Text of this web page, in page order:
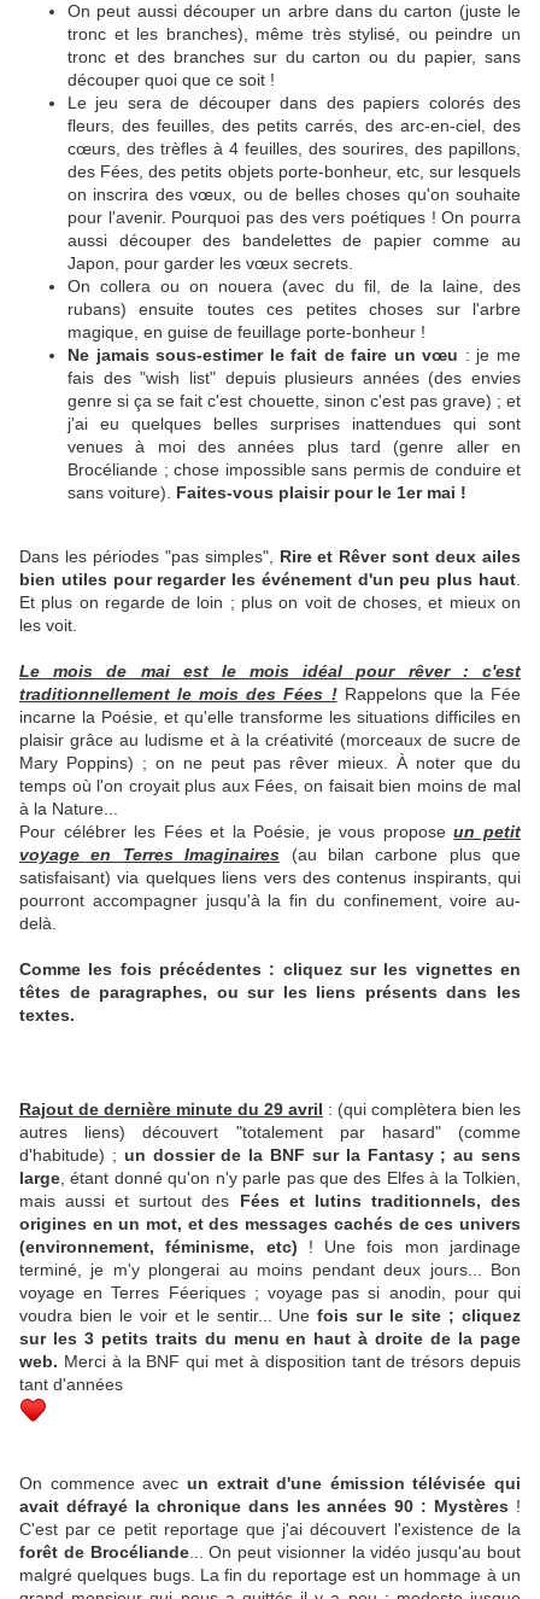
On peut aussi découper un arbre dans du carton (juste le
tronc et les branches), même très stylisé, ou peindre un
tronc et des branches sur du carton ou du papier, sans
découper quoi que ce soit !
Le jeu sera de découper dans des papiers colorés des
fleurs, des feuilles, des petits carrés, des arc-en-ciel, des
cœurs, des trèfles à 4 feuilles, des sourires, des papillons,
des Fées, des petits objets porte-bonheur, etc, sur lesquels
on inscrira des vœux, ou de belles choses qu'on souhaite
pour l'avenir. Pourquoi pas des vers poétiques ! On pourra
aussi découper des bandelettes de papier comme au
Japon, pour garder les vœux secrets.
On collera ou on nouera (avec du fil, de la laine, des
rubans) ensuite toutes ces petites choses sur l'arbre
magique, en guise de feuillage porte-bonheur !
Ne jamais sous-estimer le fait de faire un vœu : je me
fais des "wish list" depuis plusieurs années (des envies
genre si ça se fait c'est chouette, sinon c'est pas grave) ; et
j'ai eu quelques belles surprises inattendues qui sont
venues à moi des années plus tard (genre aller en
Brocéliande ; chose impossible sans permis de conduire et
sans voiture). Faites-vous plaisir pour le 1er mai !
Dans les périodes "pas simples", Rire et Rêver sont deux ailes
bien utiles pour regarder les événement d'un peu plus haut
Et plus on regarde de loin ; plus on voit de choses, et mieux on
les voit.
Le mois de mai est le mois idéal pour rêver : c'est
traditionnellement le mois des Fées !Rappelons que la Fée
incarne la Poésie, et qu'elle transforme les situations difficiles en
plaisir grâce au ludisme et à la créativité (morceaux de sucre de
Mary Poppins) ; on ne peut pas rêver mieux. À noter que du
temps où l'on croyait plus aux Fées, on faisait bien moins de mal
à la Nature...
Pour célébrer les Fées et la Poésie, je vous propose un petit
voyage en Terres Imaginaires
(au bilan carbone plus que
satisfaisant) via quelques liens vers des contenus inspirants, qui
pourront accompagner jusqu'à la fin du confinement, voire au-
delà.
Comme les fois précédentes : cliquez sur les vignettes en
têtes de paragraphes, ou sur les liens présents dans les
textes.
Rajout de dernière minute du 29 avril : (qui complètera bien les
autres liens) découvert "totalement par hasard" (comme
d'habitude) ; un dossier de la BNF sur la Fantasy ; au sens
large , étant donné qu'on n'y parle pas que des Elfes à la Tolkien,
mais aussi et surtout des Fées et lutins traditionnels, des
origines en un mot, et des messages cachés de ces univers
(environnement, féminisme, etc) ! Une fois mon jardinage
terminé, je m'y plongerai au moins pendant deux jours... Bon
voyage en Terres Féeriques ; voyage pas si anodin, pour qui
voudra bien le voir et le sentir... Unefois sur le site ; cliquez
sur les 3 petits traits du menu en haut à droite de la page
web. Merci à la BNF qui met à disposition tant de trésors depuis
tant d'années
On commence avec un extrait d'une émission télévisée qui
avait défrayé la chronique dans les années 90 : Mystères !
C'est par ce petit reportage que j'ai découvert l'existence de la
forêt de Brocéliande... On peut visionner la vidéo jusqu'au bout
malgré quelques bugs. La fin du reportage est un hommage à un